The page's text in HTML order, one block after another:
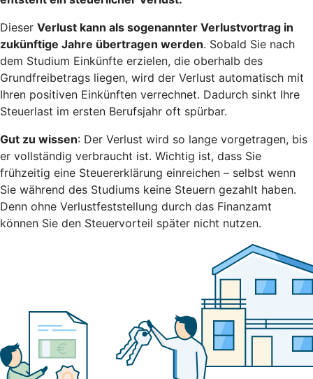
Dieser Verlust kann als sogenannter Verlustvortrag in
zukünftige Jahre übertragen werden. Sobald Sie nach
dem Studium Einkünfte erzielen, die oberhalb des
Grundfreibetrags liegen, wird der Verlust automatisch mit
Ihren positiven Einkünften verrechnet. Dadurch sinkt Ihre
Steuerlast im ersten Berufsjahr oft spürbar.
Gut zu wissen: Der Verlust wird so lange vorgetragen, bis
er vollständig verbraucht ist. Wichtig ist, dass Sie
frühzeitig eine Steuererklärung einreichen – selbst wenn
Sie während des Studiums keine Steuern gezahlt haben.
Denn ohne Verlustfeststellung durch das Finanzamt
können Sie den Steuervorteil später nicht nutzen.